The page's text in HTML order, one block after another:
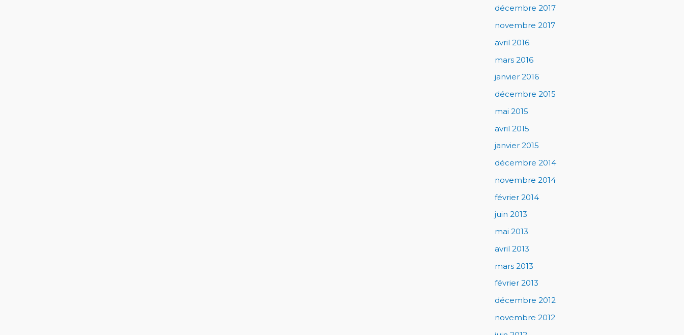
décembre 2017
novembre 2017
avril 2016
mars 2016
janvier 2016
décembre 2015
mai 2015
avril 2015
janvier 2015
décembre 2014
novembre 2014
février 2014
juin 2013
mai 2013
avril 2013
mars 2013
février 2013
décembre 2012
novembre 2012